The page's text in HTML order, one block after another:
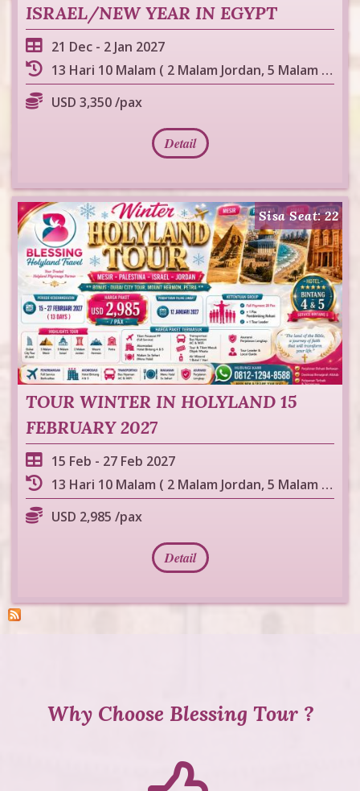
ISRAEL/NEW YEAR IN EGYPT
21 Dec - 2 Jan 2027
13 Hari 10 Malam ( 2 Malam Jordan, 5 Malam Israel, 3 Malam Mesir )
USD 3,350 /pax
Detail
Sisa Seat: 22
TOUR WINTER IN HOLYLAND 15
FEBRUARY 2027
15 Feb - 27 Feb 2027
13 Hari 10 Malam ( 2 Malam Jordan, 5 Malam Israel, 3 Malam Mesir )
USD 2,985 /pax
Detail
Why Choose Blessing Tour ?